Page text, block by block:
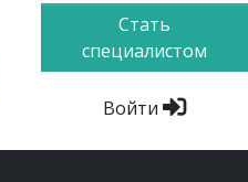
Стать
специалистом
Войти